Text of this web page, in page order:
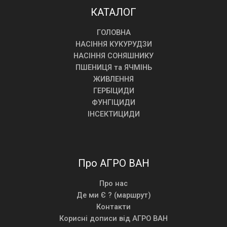
КАТАЛОГ
ГОЛОВНА
НАСІННЯ КУКУРУДЗИ
НАСІННЯ СОНЯШНИКУ
ПШЕНИЦЯ та ЯЧМІНЬ
ЖИВЛЕННЯ
ГЕРБІЦИДИ
ФУНГІЦИДИ
ІНСЕКТИЦИДИ
Про АГРО ВАН
Про нас
Де ми Є ? (маршрут)
Контакти
Корисні дописи від АГРО ВАН